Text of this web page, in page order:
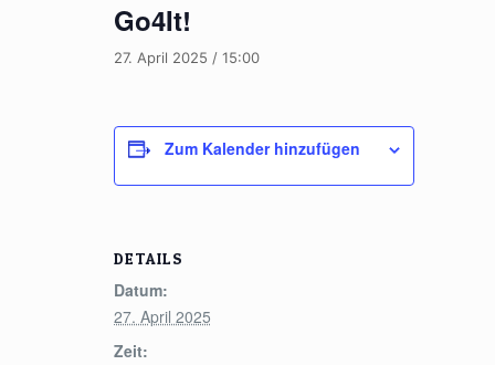
Go4It!
27. April 2025 / 15:00
Zum Kalender hinzufügen
DETAILS
Datum:
27. April 2025
Zeit: